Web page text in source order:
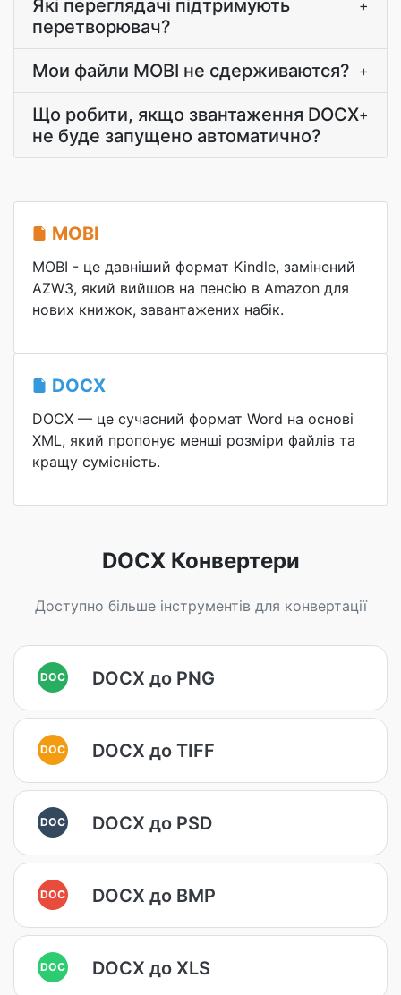
Які переглядачі підтримують
перетворювач?
+
Мои файли MOBI не сдерживаются? +
Що робити, якщо звантаження DOCX
не буде запущено автоматично?
+
MOBI
MOBI - це давніший формат Kindle, замінений
AZW3, який вийшов на пенсію в Amazon для
нових книжок, завантажених набік.
DOCX
DOCX — це сучасний формат Word на основі
XML, який пропонує менші розміри файлів та
кращу сумісність.
DOCX Конвертери
Доступно більше інструментів для конвертації
DOC DOCX до PNG
DOC DOCX до TIFF
DOC DOCX до PSD
DOC DOCX до BMP
DOC DOCX до XLS